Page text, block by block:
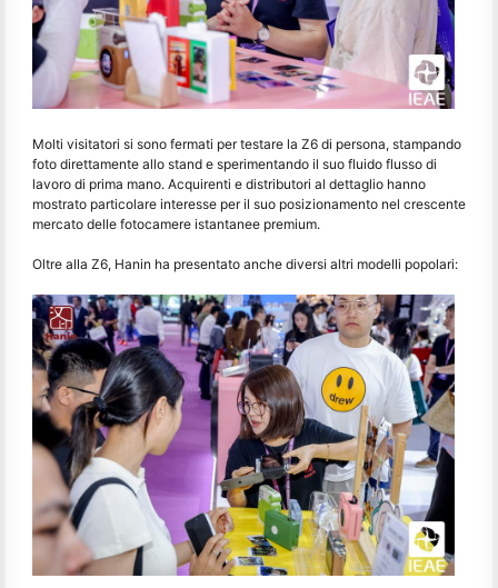
Molti visitatori si sono fermati per testare la Z6 di persona, stampando
foto direttamente allo stand e sperimentando il suo fluido flusso di
lavoro di prima mano. Acquirenti e distributori al dettaglio hanno
mostrato particolare interesse per il suo posizionamento nel crescente
mercato delle fotocamere istantanee premium.
Oltre alla Z6, Hanin ha presentato anche diversi altri modelli popolari: